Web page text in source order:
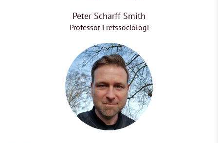
Peter Scharff Smith
Professor i retssociologi